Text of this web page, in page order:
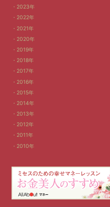
2023年
2022年
2021年
2020年
2019年
2018年
2017年
2016年
2015年
2014年
2013年
2012年
2011年
2010年